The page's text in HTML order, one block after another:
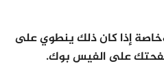
إذا كان ذلك ينطوي على
على الفيس بوك.